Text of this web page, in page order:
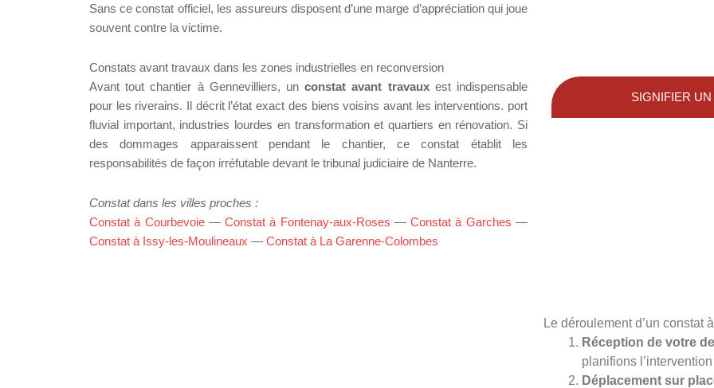
Sans ce constat officiel, les assureurs disposent d’une marge d’appréciation qui joue
souvent contre la victime.
Constats avant travaux dans les zones industrielles en reconversion
Avant tout chantier à Gennevilliers, unconstat avant travauxest indispensable
pour les riverains. Il décrit l’état exact des biens voisins avant les interventions. port
fluvial important, industries lourdes en transformation et quartiers en rénovation. Si
des dommages apparaissent pendant le chantier, ce constat établit les
responsabilités de façon irréfutable devant le tribunal judiciaire de Nanterre.
Constat dans les villes proches :
Constat à Courbevoie—Constat à Fontenay-aux-Roses —Constat à Garches —
Constat à Issy-les-Moulineaux — Constat à La Garenne-Colombes
SIGNIFIER UN
Le déroulement d’un constat
Réception de votre
planifions
Déplacement sur